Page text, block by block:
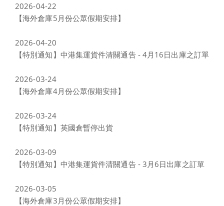
2026-04-22
【海外倉庫5月份公眾假期安排】
2026-04-20
【特別通知】中港集運貨件清關通告 - 4月16日出庫之訂單
2026-03-24
【海外倉庫4月份公眾假期安排】
2026-03-24
【特別通知】英國倉暫停出貨
2026-03-09
【特別通知】中港集運貨件清關通告 - 3月6日出庫之訂單
2026-03-05
【海外倉庫3月份公眾假期安排】